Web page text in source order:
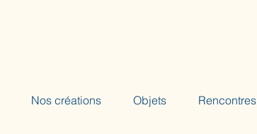
Nos créations Objets Rencontres